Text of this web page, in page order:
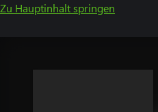
Zu Hauptinhalt springen